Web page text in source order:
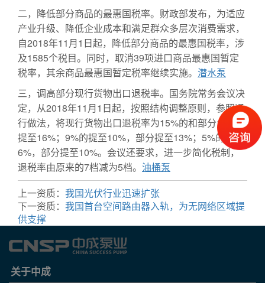
二，降低部分商品的最惠国税率。财政部发布，为适应
产业升级、降低企业成本和满足群众多层次消费需求，
自2018年11月1日起，降低部分商品的最惠国税率，涉
及1585个税目。同时，取消39项进口商品最惠国暂定
税率，其余商品最惠国暂定税率继续实施。 潜水泵
三，调高部分现行货物出口退税率。国务院常务会议决
定，从2018年11月1日起，按照结构调整原则，参照通
行做法，将现行货物出口退税率为15%的和部分13%的
提至16%；9%的提至10%，部分提至13%；5%的提至
6%，部分提至10%。会议还要求，进一步简化税制，
退税率由原来的7档减为5档。 油桶泵
上一资质： 我国光伏行业迅速扩张
下一资质： 我国首台空间路由器入轨，为无网络区域提
供支撑
关于中成